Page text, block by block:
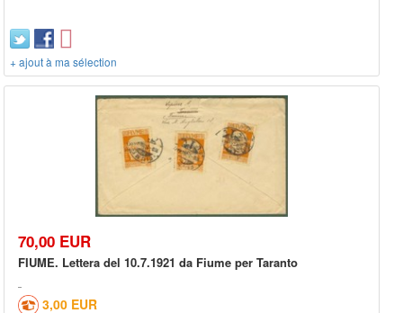
+ ajout à ma sélection
70,00 EUR
FIUME. Lettera del 10.7.1921 da Fiume per Taranto
3,00 EUR